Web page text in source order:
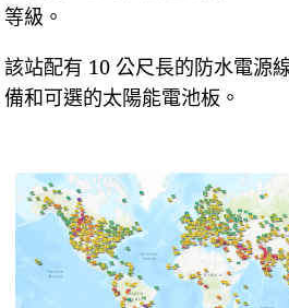
等級。
該站配有 10 公尺長的防水電源
備和可選的太陽能電池板。